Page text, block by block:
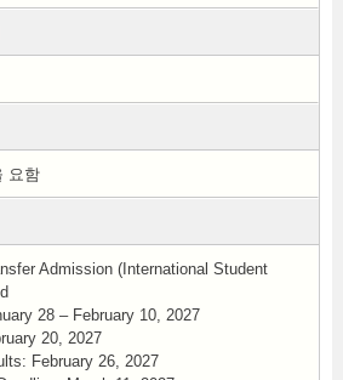
요함
Admission (International Student
28 – February 10, 2027
20, 2027
February 26, 2027